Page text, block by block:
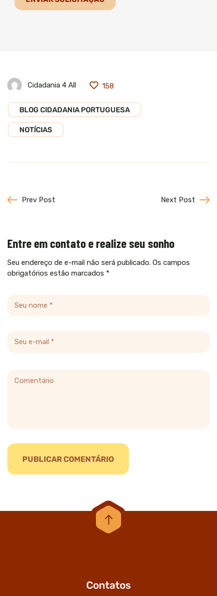
Cidadania 4 All 158
BLOG CIDADANIA PORTUGUESA
NOTÍCIAS
Prev Post Next Post
Entre em contato e realize seu sonho
Seu endereço de e-mail não será publicado. Os campos
obrigatórios estão marcados *
Contatos